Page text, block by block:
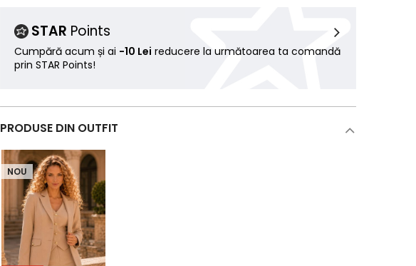
STAR Points
Cumpără acum și ai -10 Lei reducere la următoarea ta comandă
prin STAR Points!
PRODUSE DIN OUTFIT
NOU